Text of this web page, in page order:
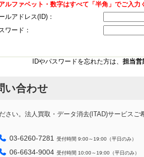
ルファベット・数字はすべて「半角」でご入力
ルアドレス(ID)：
ワード：
IDやパスワードを忘れた方は、 担当営
い合わせ
い。法人買取・データ消去(ITAD)サービスご
03-6260-7281 受付時間 9:00～19:00（平日のみ）
06-6634-9004 受付時間 10:00～19:00（平日のみ）